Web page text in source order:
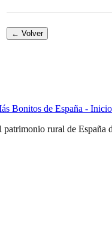
← Volver
Bonitos de España - Inicio
rural de España